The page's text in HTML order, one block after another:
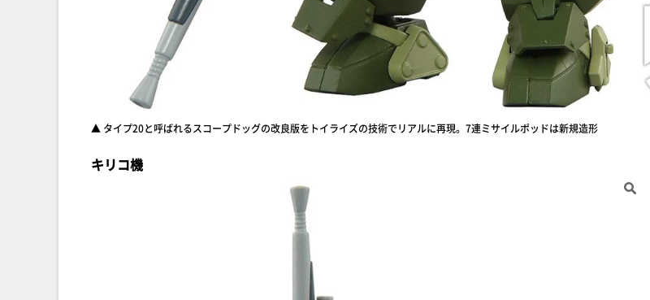
▲ タイプ20と呼ばれるスコープドッグの改良版をトイライズの技術でリアルに再現。7連ミサイルポッドは新規造形
キリコ機